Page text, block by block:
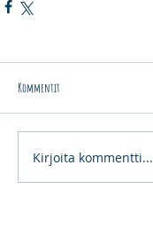
Kommentit
Kirjoita kommentti...